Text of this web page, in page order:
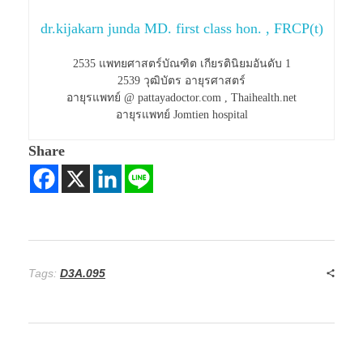
dr.kijakarn junda MD. first class hon. , FRCP(t)
2535 แพทยศาสตร์บัณฑิต เกียรตินิยมอันดับ 1
2539 วุฒิบัตร อายุรศาสตร์
อายุรแพทย์ @ pattayadoctor.com , Thaihealth.net
อายุรแพทย์ Jomtien hospital
Share
Tags: D3A.095